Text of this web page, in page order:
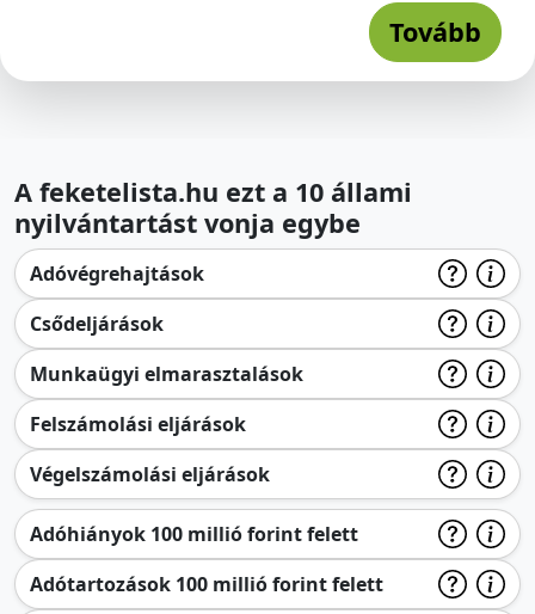
Tovább
A feketelista.hu ezt a 10 állami
nyilvántartást vonja egybe
Adóvégrehajtások
Csődeljárások
Munkaügyi elmarasztalások
Felszámolási eljárások
Végelszámolási eljárások
Adóhiányok 100 millió forint felett
Adótartozások 100 millió forint felett